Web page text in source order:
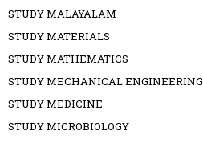
STUDY MALAYALAM
STUDY MATERIALS
STUDY MATHEMATICS
STUDY MECHANICAL ENGINEERING
STUDY MEDICINE
STUDY MICROBIOLOGY